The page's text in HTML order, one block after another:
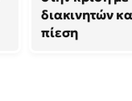
διακινητών
πίεση